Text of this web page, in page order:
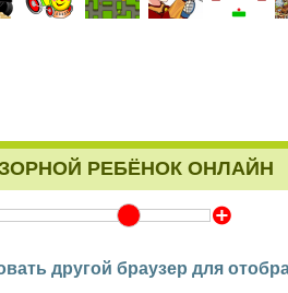
РЕБЁНОК ОНЛАЙН
Z
другой браузер для